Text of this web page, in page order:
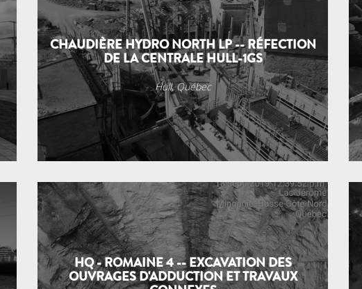
CHAUDIÈRE HYDRO NORTH LP -- RÉFECTION
DE LA CENTRALE HULL-1GS
Hull, Québec
HQ - ROMAINE 4 -- EXCAVATION DES
OUVRAGES D'ADDUCTION ET TRAVAUX